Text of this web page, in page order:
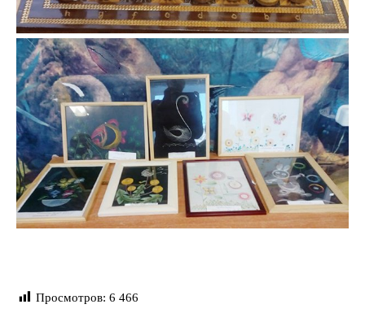
Просмотров: 6 466